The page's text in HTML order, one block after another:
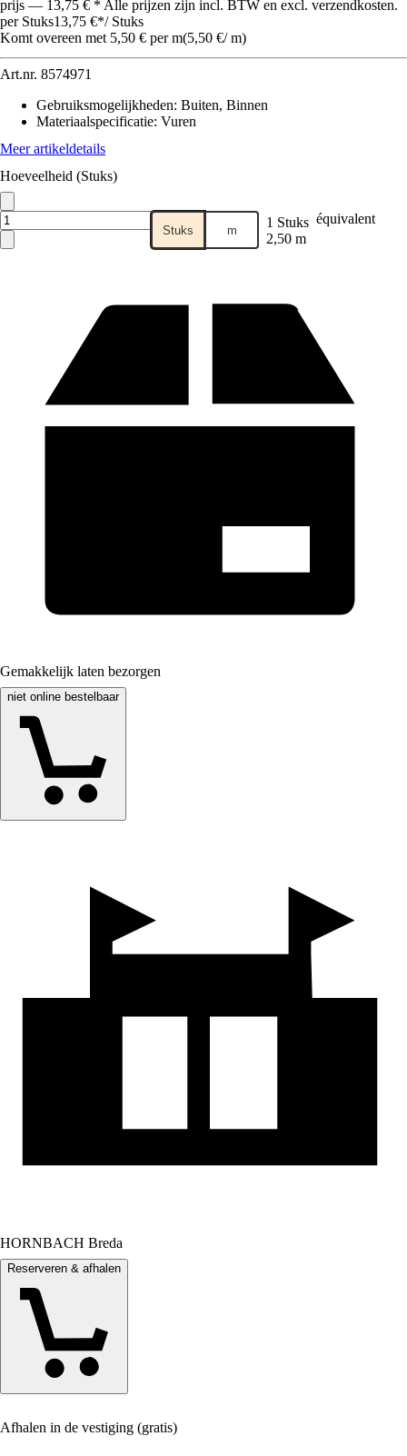
prijs — 13,75 € * Alle prijzen zijn incl. BTW en excl. verzendkosten.
per Stuks13,75 €*/ Stuks
Komt overeen met 5,50 € per m(5,50 €/ m)
Art.nr. 8574971
Gebruiksmogelijkheden: Buiten, Binnen
Materiaalspecificatie: Vuren
Meer artikeldetails
Hoeveelheid (Stuks)
Stuks m 1 Stuks équivalent
2,50 m
Gemakkelijk laten bezorgen
niet online bestelbaar
HORNBACH Breda
Reserveren & afhalen
Afhalen in de vestiging (gratis)